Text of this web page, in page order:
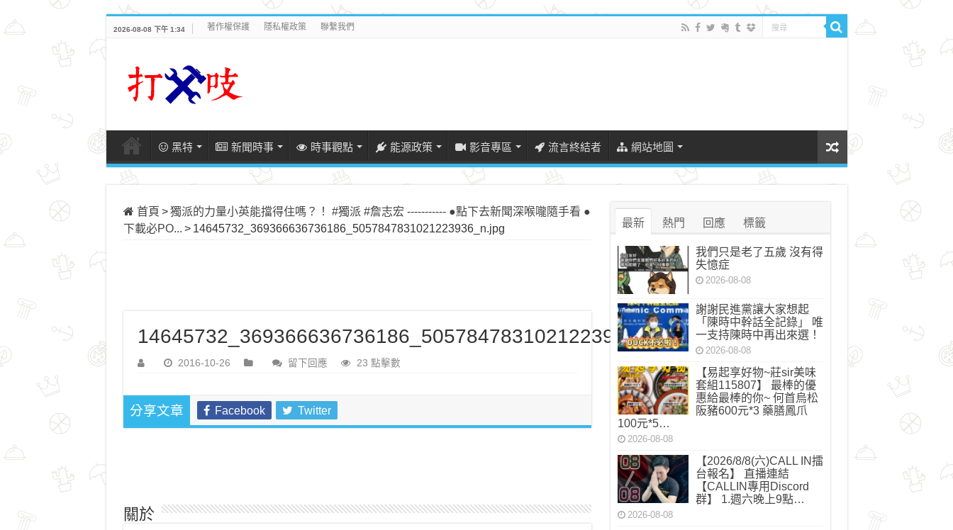
2026-08-08 下午 1:34 著作權保護 隱私權政策 聯繫我們
黑特 新聞時事 時事觀點 能源政策 影音專區 流言終結者 網站地圖
首頁 > 獨派的力量小英能擋得住嗎？！ #獨派 #詹志宏 ----------- ●點下去新聞深喉嚨隨手看 ●
下載必PO... > 14645732_369366636736186_5057847831021223936_n.jpg
14645732_369366636736186_5057847831021223936_n.jpg
2016-10-26 留下回應 23 點擊數
分享文章 Facebook Twitter
關於
最新 熱門 回應 標籤
我們只是老了五歲 沒有得
失憶症
2026-08-08
謝謝民進黨讓大家想起
「陳時中幹話全記錄」 唯
一支持陳時中再出來選！
2026-08-08
【易起享好物~莊sir美味
套組115807】 最棒的優
惠給最棒的你~ 何首烏松
阪豬600元*3 藥膳鳳爪
100元*5…
2026-08-08
【2026/8/8(六)CALL IN擂
台報名】 直播連結
【CALLIN專用Discord
群】 1.週六晚上9點…
2026-08-08